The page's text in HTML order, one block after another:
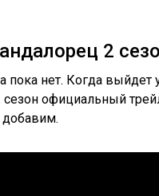
2
пока нет. Когда выйдет
сезон официальный
добавим.